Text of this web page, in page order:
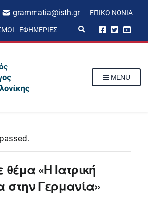
grammatia@isth.gr ΕΠΙΚΟΙΝΩΝΊΑ
ΕΦΗΜΕΡΊΕΣ
p
MENU
θέμα «Η Ιατρική
στην Γερμανία»